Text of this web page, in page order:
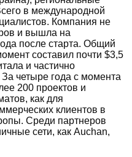
в международной
Компания не
и вышла на
после старта. Общий
составил почти $3,5
и частично
четыре года с момента
200 проектов и
как для
клиентов в
Среди партнеров
сети, как Auchan,